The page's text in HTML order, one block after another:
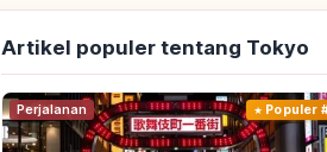
Artikel populer tentang Tokyo
Perjalanan Populer